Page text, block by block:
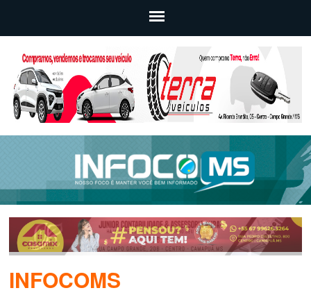
INFOCOMS